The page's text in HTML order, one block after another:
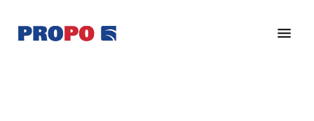
pääsisältöön
alatunnisteeseen